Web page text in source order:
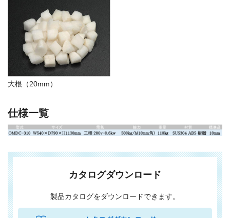
大根（20mm）
仕様一覧
カタログダウンロード
製品カタログをダウンロードできます。